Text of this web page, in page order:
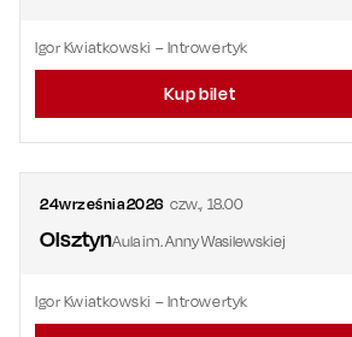
Igor Kwiatkowski – Introwertyk
Kup bilet
24września2026 czw., 18.00
OlsztynAula im. Anny Wasilewskiej
Igor Kwiatkowski – Introwertyk